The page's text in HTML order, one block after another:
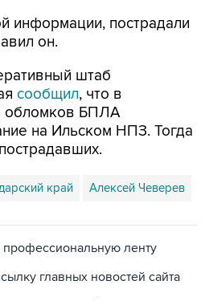
информации, пострадали
он.
штаб
сообщил, что в
обломков БПЛА
на Ильском НПЗ. Тогда
край Алексей Чеверев
профессиональную ленту
главных новостей сайта